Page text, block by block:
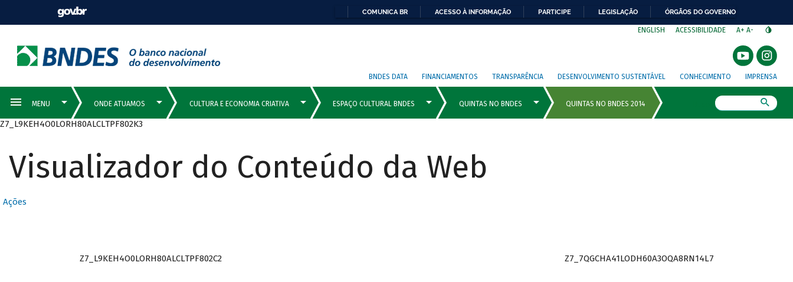
COMUNICA BR ACESSO À INFORMAÇÃO PARTICIPE LEGISLAÇÃO ÓRGÃOS DO GOVERNO
ENGLISH ACESSIBILIDADE A+ A-
BNDES DATA FINANCIAMENTOS TRANSPARÊNCIA DESENVOLVIMENTO SUSTENTÁVEL CONHECIMENTO IMPRENSA
Z7_L9KEH4O0LORH80ALCLTPF802K3
Visualizador do Conteúdo da Web
Ações
Z7_L9KEH4O0LORH80ALCLTPF802C2 Z7_7QGCHA41LODH60A3OQA8RN14L7